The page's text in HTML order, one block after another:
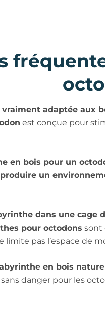
adaptée aux
est conçue pour
en bois pour un
un
dans une cage
pour octodons sont
limite pas l’espace de
en bois
danger pour les